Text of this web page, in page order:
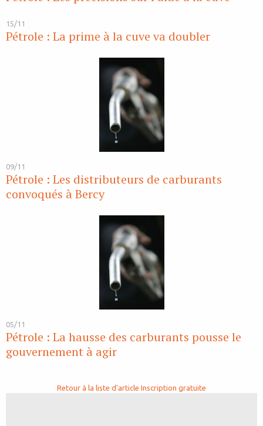
15/11
Pétrole : La prime à la cuve va doubler
09/11
Pétrole : Les distributeurs de carburants
convoqués à Bercy
05/11
Pétrole : La hausse des carburants pousse le
gouvernement à agir
Retour à la liste d'article Inscription gratuite